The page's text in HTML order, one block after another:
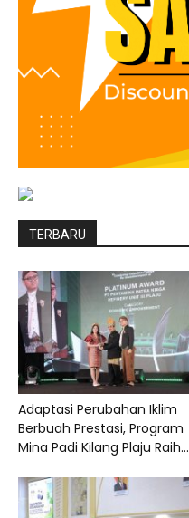
TERBARU
Adaptasi Perubahan Iklim
Berbuah Prestasi, Program
Mina Padi Kilang Plaju Raih...